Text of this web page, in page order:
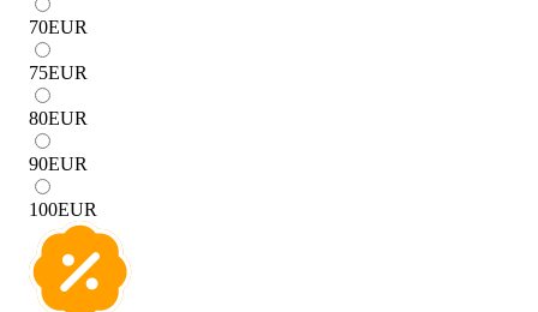
70EUR
75EUR
80EUR
90EUR
100EUR